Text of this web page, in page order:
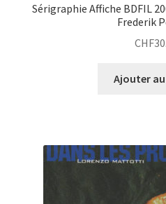
Sérigraphie Affiche BDFIL
Frederik
CHF
Ajouter